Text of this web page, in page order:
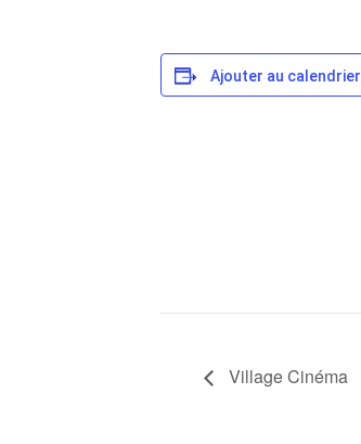
Ajouter au calendrier
Village Cinéma